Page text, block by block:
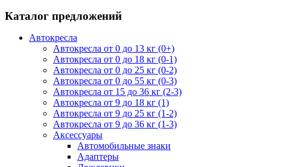
Каталог предложений
Автокресла
Автокресла от 0 до 13 кг (0+)
Автокресла от 0 до 18 кг (0-1)
Автокресла от 0 до 25 кг (0-2)
Автокресла от 0 до 55 кг (0-3)
Автокресла от 15 до 36 кг (2-3)
Автокресла от 9 до 18 кг (1)
Автокресла от 9 до 25 кг (1-2)
Автокресла от 9 до 36 кг (1-3)
Аксессуары
Автомобильные знаки
Адаптеры